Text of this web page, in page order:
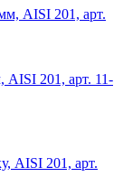
AISI 201, арт. 11-